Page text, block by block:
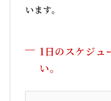
います。
1日のスケジュ
い。